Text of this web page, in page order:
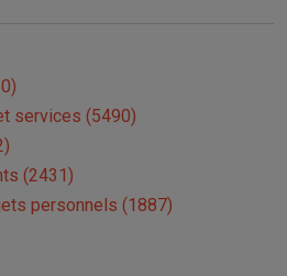
services (5490)
(2431)
personnels (1887)